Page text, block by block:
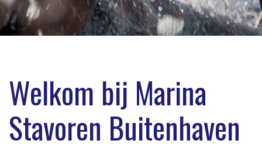
Welkom bij Marina
Stavoren Buitenhaven